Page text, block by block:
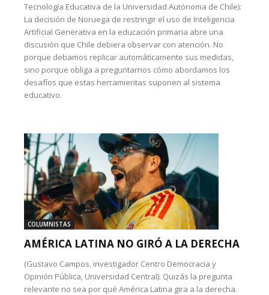
Tecnología Educativa de la Universidad Autónoma de Chile):
La decisión de Noruega de restringir el uso de Inteligencia
Artificial Generativa en la educación primaria abre una
discusión que Chile debiera observar con atención. No
porque debamos replicar automáticamente sus medidas,
sino porque obliga a preguntarnos cómo abordamos los
desafíos que estas herramientas suponen al sistema
educativo.
COLUMNISTAS
AMÉRICA LATINA NO GIRÓ A LA DERECHA
(Gustavo Campos, investigador Centro Democracia y
Opinión Pública, Universidad Central): Quizás la pregunta
relevante no sea por qué América Latina gira a la derecha.